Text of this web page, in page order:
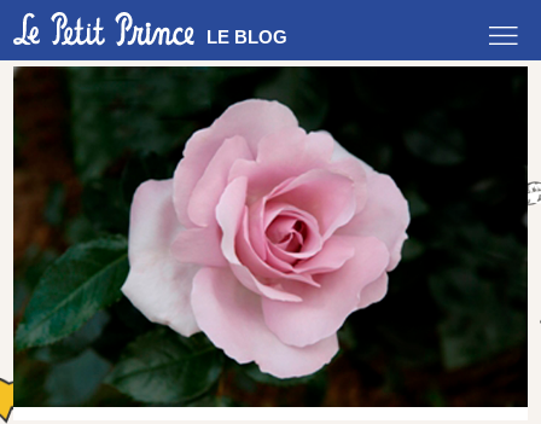
LE BLOG